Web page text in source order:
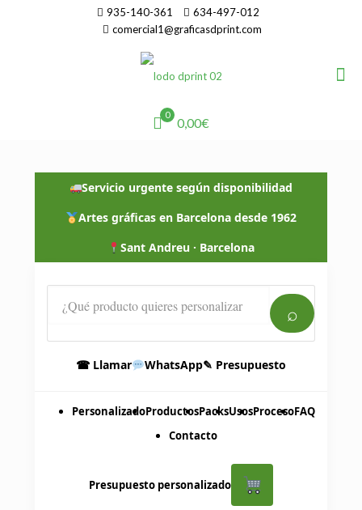
935-140-361
634-497-012
comercial1@graficasdprint.com
0
0,00€
Servicio urgente según disponibilidad
Artes gráficas en Barcelona desde 1962
Sant Andreu · Barcelona
⌕
☎ Llamar WhatsApp✎ Presupuesto
PersonalizadoProductosPacksUsosProcesoFAQ
Contacto
Presupuesto personalizado